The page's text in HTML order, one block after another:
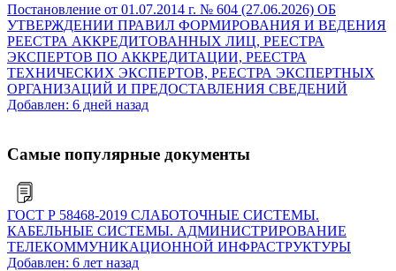
Постановление от 01.07.2014 г. № 604 (27.06.2026) ОБ
УТВЕРЖДЕНИИ ПРАВИЛ ФОРМИРОВАНИЯ И ВЕДЕНИЯ
РЕЕСТРА АККРЕДИТОВАННЫХ ЛИЦ, РЕЕСТРА
ЭКСПЕРТОВ ПО АККРЕДИТАЦИИ, РЕЕСТРА
ТЕХНИЧЕСКИХ ЭКСПЕРТОВ, РЕЕСТРА ЭКСПЕРТНЫХ
ОРГАНИЗАЦИЙ И ПРЕДОСТАВЛЕНИЯ СВЕДЕНИЙ
Добавлен: 6 дней назад
Самые популярные документы
ГОСТ Р 58468-2019 СЛАБОТОЧНЫЕ СИСТЕМЫ.
КАБЕЛЬНЫЕ СИСТЕМЫ. АДМИНИСТРИРОВАНИЕ
ТЕЛЕКОММУНИКАЦИОННОЙ ИНФРАСТРУКТУРЫ
Добавлен: 6 лет назад